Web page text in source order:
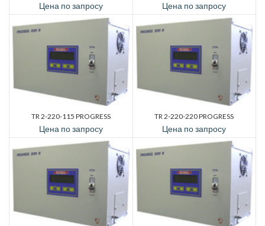
Цена по запросу Цена по запросу
TR 2-220-115 PROGRESS
Цена по запросу
TR 2-220-220 PROGRESS
Цена по запросу